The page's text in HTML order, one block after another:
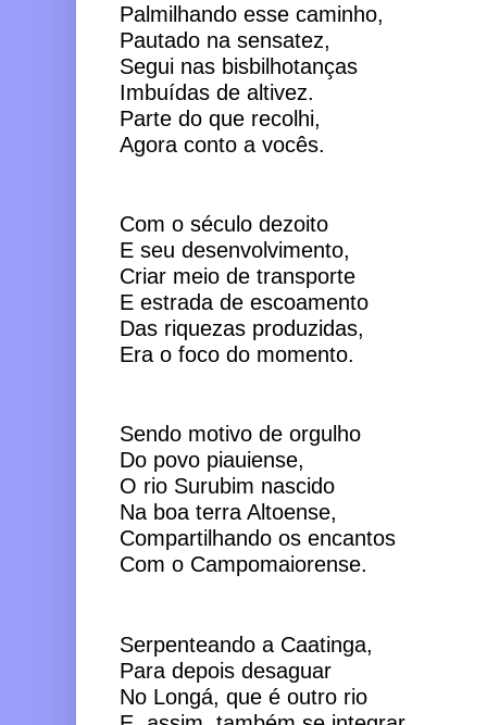
Palmilhando esse caminho,
Pautado na sensatez,
Segui nas bisbilhotanças
Imbuídas de altivez.
Parte do que recolhi,
Agora conto a vocês.
Com o século dezoito
E seu desenvolvimento,
Criar meio de transporte
E estrada de escoamento
Das riquezas produzidas,
Era o foco do momento.
Sendo motivo de orgulho
Do povo piauiense,
O rio Surubim nascido
Na boa terra Altoense,
Compartilhando os encantos
Com o Campomaiorense.
Serpenteando a Caatinga,
Para depois desaguar
No Longá, que é outro rio